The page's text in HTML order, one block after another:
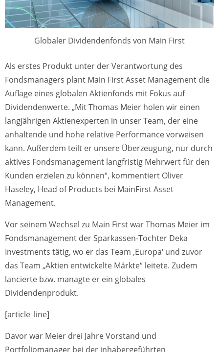
Globaler Dividendenfonds von Main First
Als erstes Produkt unter der Verantwortung des
Fondsmanagers plant Main First Asset Management die
Auflage eines globalen Aktienfonds mit Fokus auf
Dividendenwerte. „Mit Thomas Meier holen wir einen
langjährigen Aktienexperten in unser Team, der eine
anhaltende und hohe relative Performance vorweisen
kann. Außerdem teilt er unsere Überzeugung, nur durch
aktives Fondsmanagement langfristig Mehrwert für den
Kunden erzielen zu können“, kommentiert Oliver
Haseley, Head of Products bei MainFirst Asset
Management.
Vor seinem Wechsel zu Main First war Thomas Meier im
Fondsmanagement der Sparkassen-Tochter Deka
Investments tätig, wo er das Team ‚Europa‘ und zuvor
das Team „Aktien entwickelte Märkte“ leitete. Zudem
lancierte bzw. managte er ein globales
Dividendenprodukt.
[article_line]
Davor war Meier drei Jahre Vorstand und
Portfoliomanager bei der inhabergeführten